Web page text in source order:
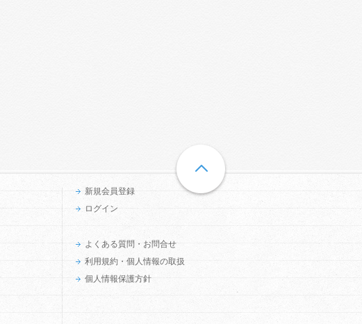
新規会員登録
ログイン
よくある質問・お問合せ
利用規約・個人情報の取扱
個人情報保護方針